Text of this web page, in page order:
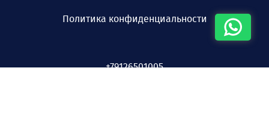
Политика конфиденциальности
+79126501005